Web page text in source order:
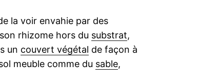
la voir envahie par des
rhizome hors du substrat,
un couvert végétal de façon à
meuble comme du sable,